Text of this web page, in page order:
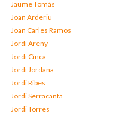
Jaume Tomàs
Joan Arderiu
Joan Carles Ramos
Jordi Areny
Jordi Cinca
Jordi Jordana
Jordi Ribes
Jordi Serracanta
Jordi Torres